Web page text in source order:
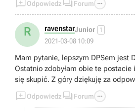
Odpowiedz  Forum 
R ravenstarJunior 1
2021-03-08 10:09
Mam pytanie, lepszym DPSem jest
Ostatnio zdobyłam obie te postacie
się skupić. Z góry dziękuję za
Odpowiedz  Forum 